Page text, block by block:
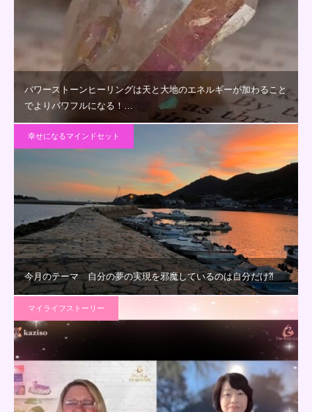
パワーストーンヒーリングは天と大地のエネルギーが加わること
でよりパワフルになる！…
幸せになるマインドセット
今月のテーマ 自分の夢の実現を邪魔しているのは自分だけ⁈
マイライフストーリー